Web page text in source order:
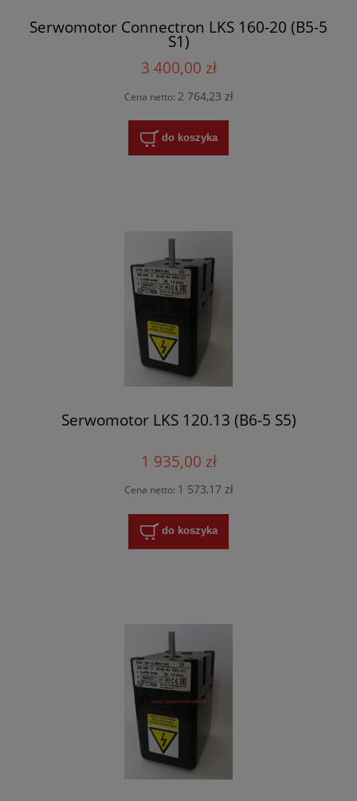
Serwomotor Connectron LKS 160-20 (B5-5
S1)
3 400,00 zł
Cena netto: 2 764,23 zł
do koszyka
Serwomotor LKS 120.13 (B6-5 S5)
1 935,00 zł
Cena netto: 1 573,17 zł
do koszyka